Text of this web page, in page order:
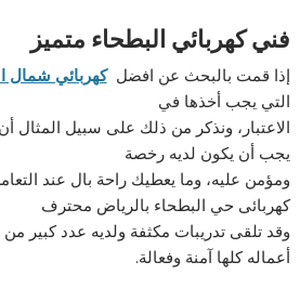
فني كهربائي البطحاء متميز
إذا قمت بالبحث عن افضلكهربائي شمال
التي يجب أخذها في
الاعتبار، ونذكر من ذلك على سبيل المثال
يجب أن يكون لديه رخصة
ومؤمن عليه، وما يعطيك راحة بال عند
كهربائى حي البطحاء بالرياض محترف
وقد تلقى تدريبات مكثفة ولديه عدد كبير
أعماله كلها آمنة وفعالة.